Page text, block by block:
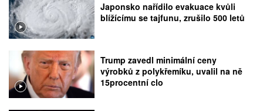
Japonsko nařídilo evakuace kvůli
blížícímu se tajfunu, zrušilo 500 letů
Trump zavedl minimální ceny
výrobků z polykřemíku, uvalil na ně
15procentní clo